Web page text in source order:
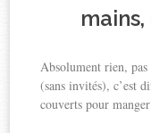
Absolument rien,
(sans invités), c’est
couverts pour